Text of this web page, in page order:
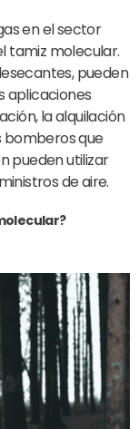
en el sector
tamiz molecular.
pueden
aplicaciones
la alquilación
bomberos que
pueden utilizar
de aire.